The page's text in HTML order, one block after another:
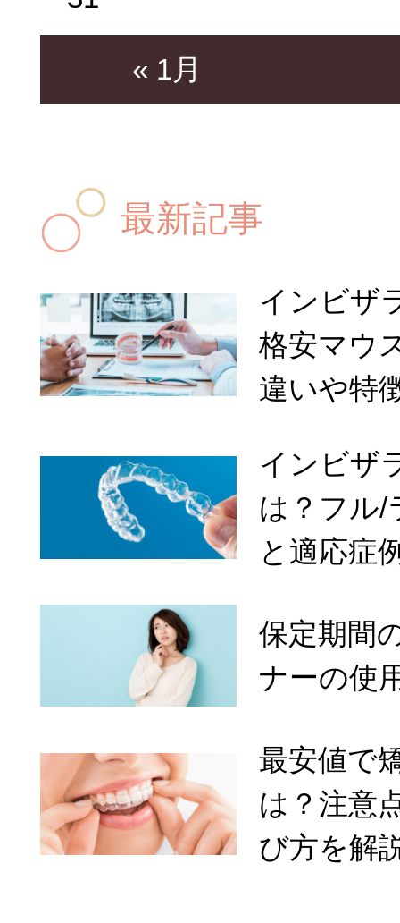
« 1月
最新記事
インビザ
格安マウ
違いや特
インビザ
は？フル/
と適応症
保定期間
ナーの使
最安値で
は？注意
び方を解